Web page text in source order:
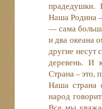
прадедушки.
Наша Родина
— сама
и два океана
другие несут
деревень. И
Страна – это,
Наша страна
народ